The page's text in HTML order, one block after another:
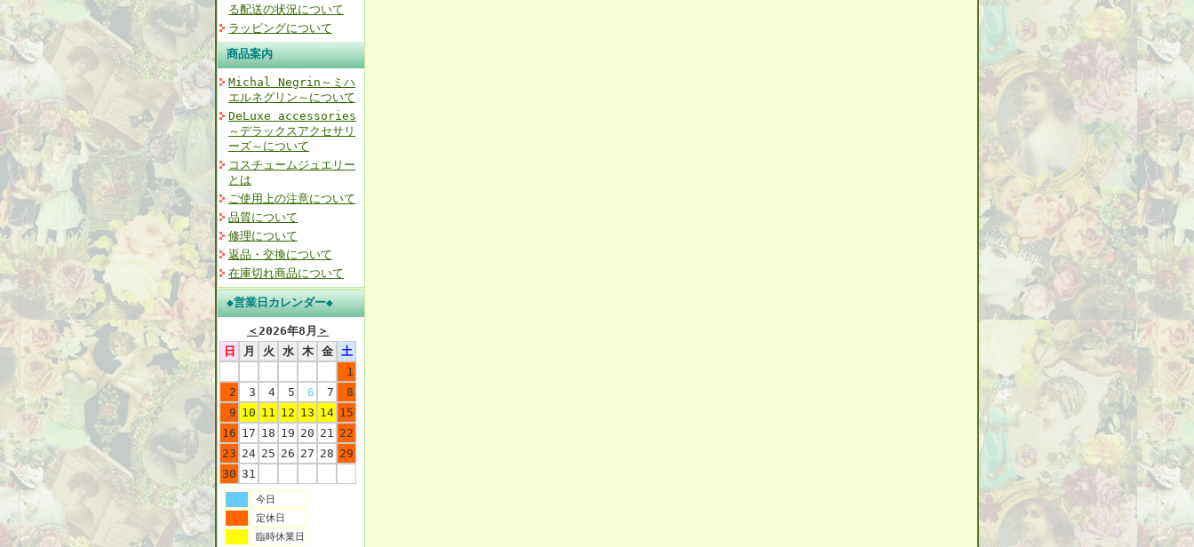
る配送の状況について
ラッピングについて
商品案内
Michal Negrin～ミハ
エルネグリン～について
DeLuxe accessories
～デラックスアクセサリ
ーズ～について
コスチュームジュエリー
とは
ご使用上の注意について
品質について
修理について
返品・交換について
在庫切れ商品について
◆営業日カレンダー◆
＜2026年8月 ＞
日
月 火 水 木 金
土
1
2
3 4 5 6 7
8
9 10 11 12 13 14 15
16 17 18 19 20 21 22
23 24 25 26 27 28 29
30 31
今日
定休日
臨時休業日